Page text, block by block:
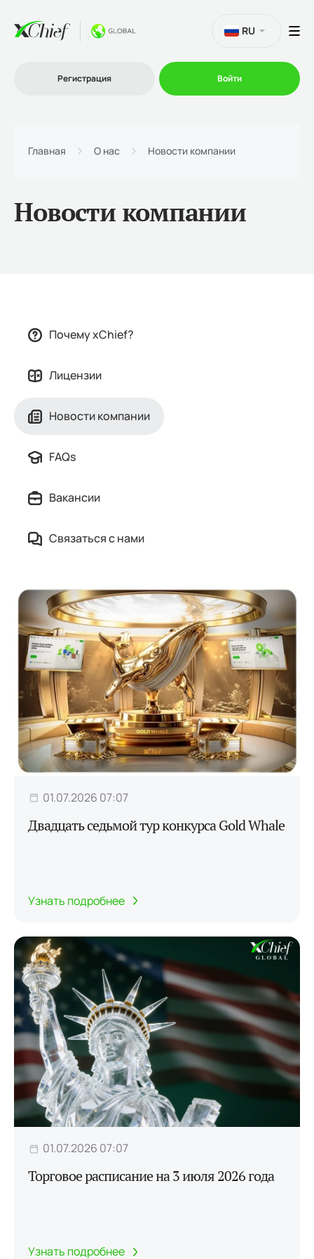
Промо
RU
Регистрация Войти
Главная О нас Новости компании
Новости компании
Почему xChief?
Лицензии
Новости компании
FAQs
Вакансии
Связаться с нами
01.07.2026 07:07
Двадцать седьмой тур конкурса Gold Whale
Узнать подробнее
01.07.2026 07:07
Торговое расписание на 3 июля 2026 года
Узнать подробнее